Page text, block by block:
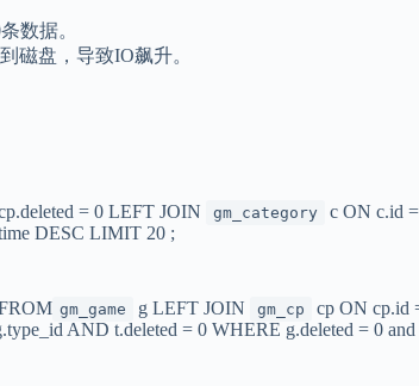
数据。
磁盘，导致IO飙升。
= 0 LEFT JOIN gm_category c ON c.id
DESC LIMIT 20 ;
gm_game g LEFT JOIN gm_cp cp ON cp.id
AND t.deleted = 0 WHERE g.deleted